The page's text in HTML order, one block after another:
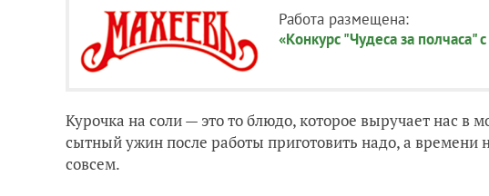
Работа размещена:
«Конкурс "Чудеса за полчаса"
Курочка на соли — это то блюдо, которое выручает нас в
сытный ужин после работы приготовить надо, а
совсем.